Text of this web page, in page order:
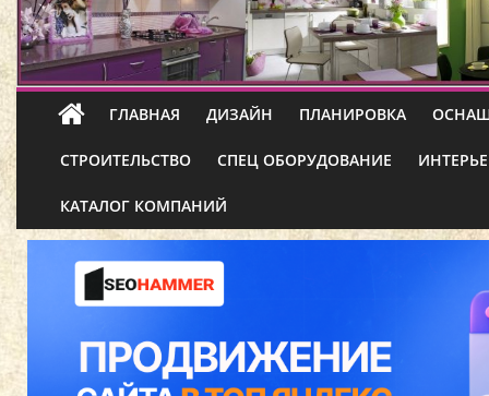
ГЛАВНАЯ ДИЗАЙН ПЛАНИРОВКА
СТРОИТЕЛЬСТВО СПЕЦ ОБОРУДОВАНИЕ
КАТАЛОГ КОМПАНИЙ